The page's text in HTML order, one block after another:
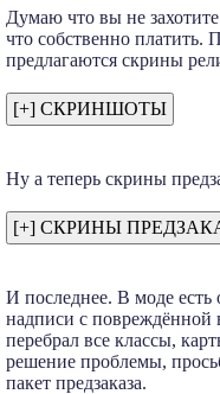
Думаю что вы не
что собственно
предлагаются скрины
Ну а теперь скрины
И последнее. В моде
надписи с повреждённой
перебрал все классы,
решение проблемы,
пакет предзаказа.